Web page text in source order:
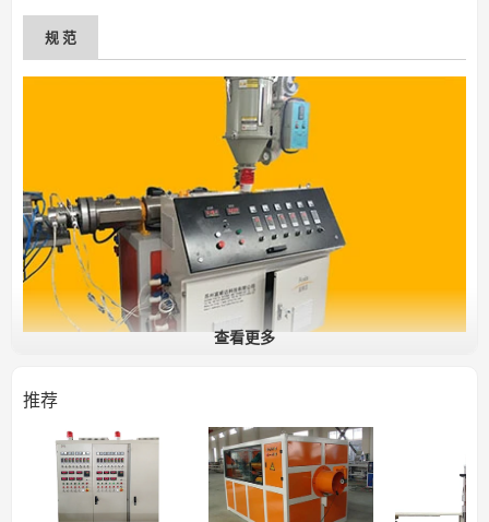
规 范
65/33单螺杆挤出机
L / D比为：1：33
材料：38CrMoAlA螺杆和桶
发动机：与
变频器：三角洲
筒加热方法：加热铸造铝，不锈钢保护带
查看更多
推荐